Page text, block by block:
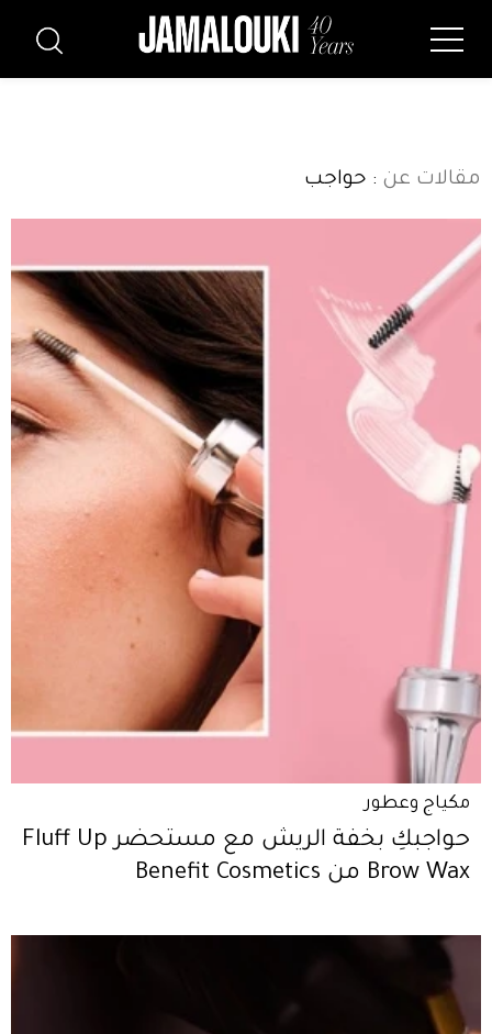
مقالات عن : حواجب
مكياج وعطور
حواجبكِ بخفة الريش مع مستحضر Fluff Up
Brow Wax من Benefit Cosmetics